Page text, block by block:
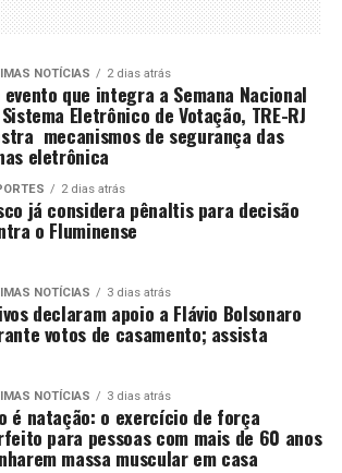
NOTÍCIAS 2 dias atrás
evento que integra a Semana Nacional
Eletrônico de Votação, TRE-RJ
mecanismos de segurança das
eletrônica
2 dias atrás
já considera pênaltis para decisão
o Fluminense
NOTÍCIAS 3 dias atrás
declaram apoio a Flávio Bolsonaro
votos de casamento; assista
NOTÍCIAS 3 dias atrás
é natação: o exercício de força
para pessoas com mais de 60 anos
massa muscular em casa